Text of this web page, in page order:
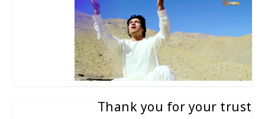
Thank you for your trust